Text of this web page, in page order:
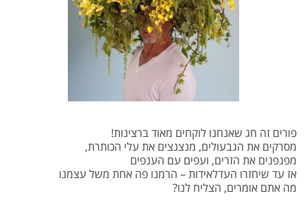
פורים זה חג שאנחנו לוקחים מאוד ברצינות!
מסרקים את הגבעולים, מנצנצים את עלי הכותרת,
מפנפנים את הזרים, ועפים עם הענפים
אז עד שיחזרו העדלאידות – הרמנו פה אחת משל עצמנו
מה אתם אומרים, הצליח לנו?